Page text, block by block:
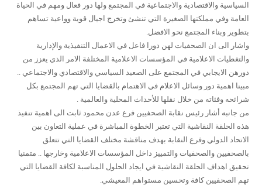
السياسية والاقتصادية والاجتماعية في المجتمع ولها دور فعال ومهم في الحياة
العامة وفي مملكتها الصغيرة التي تنشئ وتخرج اجيال قوية وواعية تساهم
بتطوير وبناء المجتمع نحو الافضل.
واشار الى ان الصحفيات لهن دورا فاعل في الاعمال التنفيذية والإدارية
والتغطيات الاعلامية في المؤسسات الاعلامية المختلفة الامر الذي يعزز من
دورهن الايجابي في المجتمع على الصعيد السياسي والاقتصادي والاجتماعي ..
مبينا اهمية دور وسائل الاعلام في الاهتمام بالقضايا التي تهم المجتمع بكل
شرائحه وفئاته من خلال نقلها للأحداث المحلية والعالمية .
من جانبه أشار رئيس نقابة الصحفيين فرع عدن محمود ثابت الى اهمية تنفيذ
هذه الحلقة النقاشية التي تعتبر الخطوة المباشرة في عملية التعاون بين
الاتحاد الدولي وفرع النقابة بهدف مناقشة مختلف القضايا التي تتعلق
بالصحفيين والصحفيات والتمييز داخل المؤسسات الاعلامية وخارجها .. متمنيا
تحقيق اهداف الحلقة النقاشية في ايجاد الحلول المناسبة لكافة القضايا التي
تهم الصحفيين كافة وتحسين مستواهم المعيشي.